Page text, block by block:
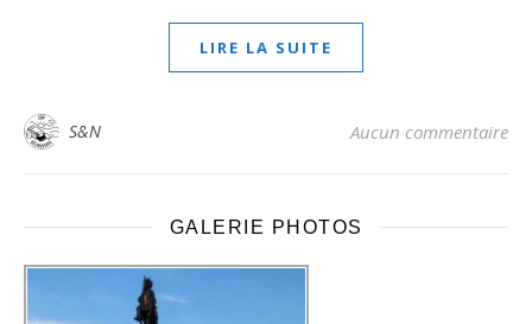
LIRE LA SUITE
S&N Aucun commentaire
GALERIE PHOTOS